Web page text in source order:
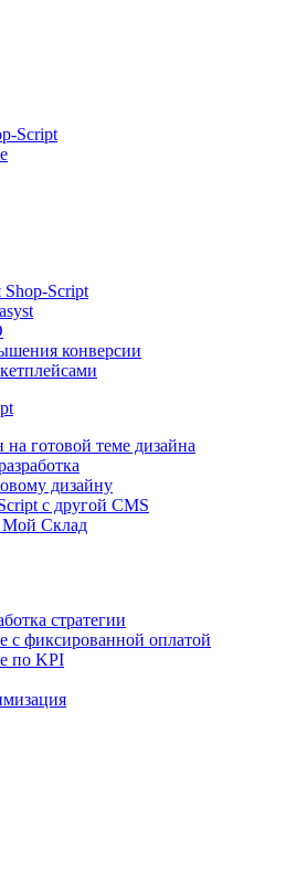
Script
Script
конверсии
на готовой теме дизайна
дизайну
с другой CMS
Мой Склад
стратегии
с фиксированной оплатой
по KPI